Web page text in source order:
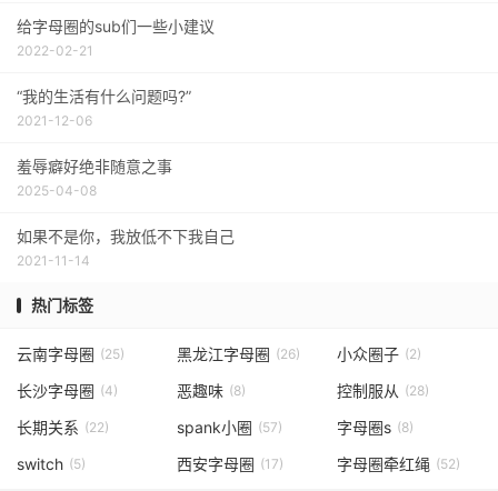
给字母圈的sub们一些小建议
2022-02-21
“我的生活有什么问题吗?”
2021-12-06
羞辱癖好绝非随意之事
2025-04-08
如果不是你，我放低不下我自己
2021-11-14
热门标签
云南字母圈 (25) 黑龙江字母圈 (26) 小众圈子 (2)
长沙字母圈 (4) 恶趣味 (8) 控制服从 (28)
长期关系 (22) spank小圈 (57) 字母圈s (8)
switch (5) 西安字母圈 (17) 字母圈牵红绳 (52)